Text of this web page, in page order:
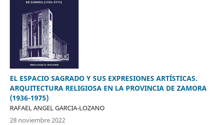
EL ESPACIO SAGRADO Y SUS EXPRESIONES ARTÍSTICAS.
ARQUITECTURA RELIGIOSA EN LA PROVINCIA DE ZAMORA
(1936-1975)
RAFAEL ANGEL GARCIA-LOZANO
28 noviembre 2022